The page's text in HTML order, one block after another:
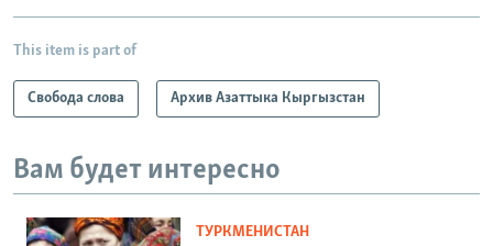
This item is part of
Свобода слова Архив Азаттыка Кыргызстан
Вам будет интересно
ТУРКМЕНИСТАН